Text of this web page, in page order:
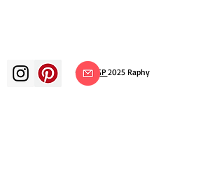
© ADAGP 2025 Raphy